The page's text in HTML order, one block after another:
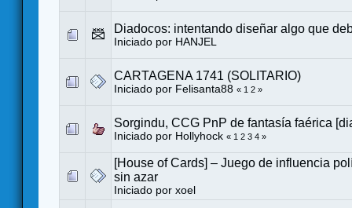
Diadocos: intentando diseñar algo que
Iniciado por HANJEL
CARTAGENA 1741 (SOLITARIO)
Iniciado por Felisanta88 « 1 2 »
Sorgindu, CCG PnP de fantasía faérica
Iniciado por Hollyhock « 1 2 3 4 »
[House of Cards] – Juego de influencia
sin azar
Iniciado por xoel